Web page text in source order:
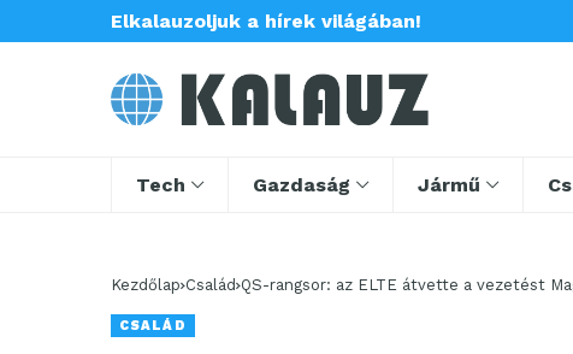
Elkalauzoljuk a hírek világában!
Tech Gazdaság Jármű
Kezdőlap Család QS-rangsor: az ELTE átvette a vezetést
CSALÁD